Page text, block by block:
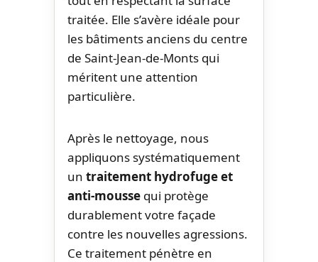
traitée. Elle s’avère idéale pour
les bâtiments anciens du centre
de Saint-Jean-de-Monts qui
méritent une attention
particulière.
Après le nettoyage, nous
appliquons systématiquement
un traitement hydrofuge et
anti-mousse qui protège
durablement votre façade
contre les nouvelles agressions.
Ce traitement pénètre en